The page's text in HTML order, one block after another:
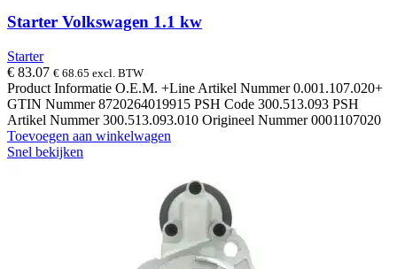
Starter Volkswagen 1.1 kw
Starter
€ 83.07 € 68.65 excl. BTW
Product Informatie O.E.M. +Line Artikel Nummer 0.001.107.020+
GTIN Nummer 8720264019915 PSH Code 300.513.093 PSH
Artikel Nummer 300.513.093.010 Origineel Nummer 0001107020
Toevoegen aan winkelwagen
Snel bekijken